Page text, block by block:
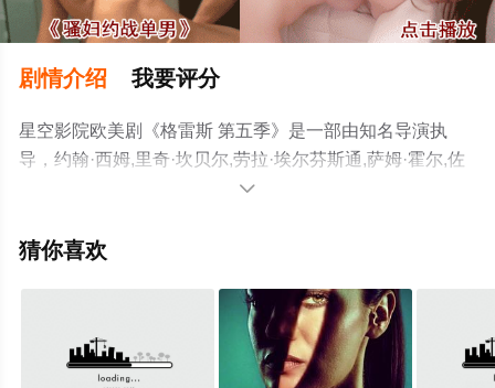
剧情介绍 我要评分
星空影院欧美剧《格雷斯 第五季》是一部由知名导演执
导，约翰·西姆,里奇·坎贝尔,劳拉·埃尔芬斯通,萨姆·霍尔,佐
伊·塔珀,曼德琳娜·贝拉柳·伦,安德烈·马尼亚塔,奥克利·佩德
彩演绎的英国电视剧，大结局剧情已揭晓（1-4全集），手
网，更多相关信息可移步至豆瓣电视剧、电视猫或剧情网

猜你喜欢